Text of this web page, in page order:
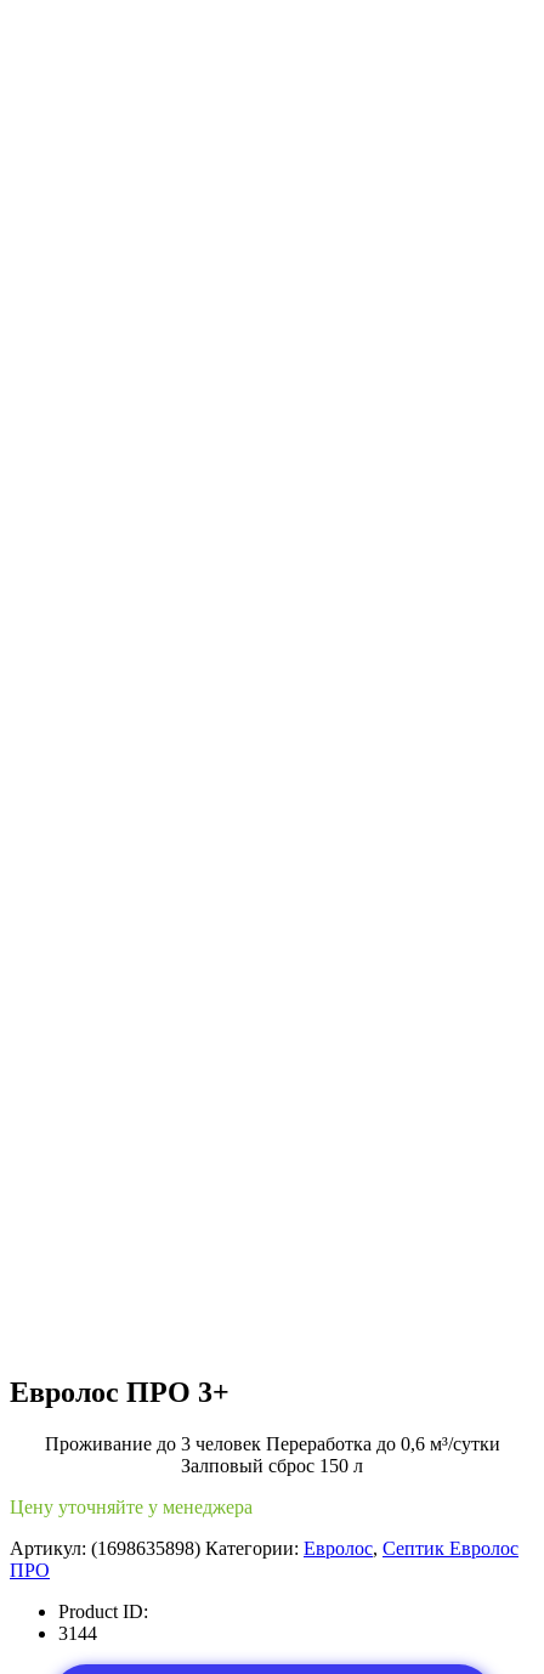
Евролос ПРО 3+
Проживание до 3 человек Переработка до 0,6 м³/сутки
Залповый сброс 150 л
Цену уточняйте у менеджера
Артикул: (1698635898) Категории: Евролос, Септик Евролос
ПРО
Product ID:
3144